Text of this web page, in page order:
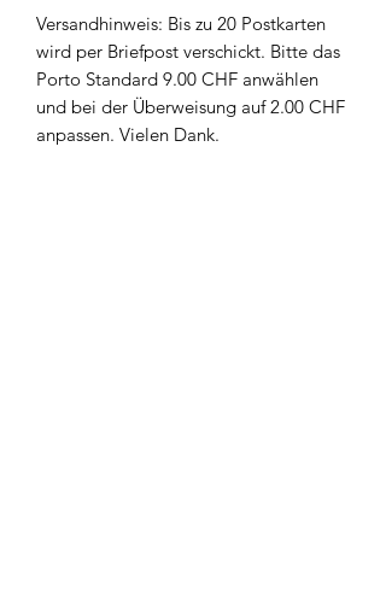
Versandhinweis: Bis zu 20 Postkarten
wird per Briefpost verschickt. Bitte das
Porto Standard 9.00 CHF anwählen
und bei der Überweisung auf 2.00 CHF
anpassen. Vielen Dank.